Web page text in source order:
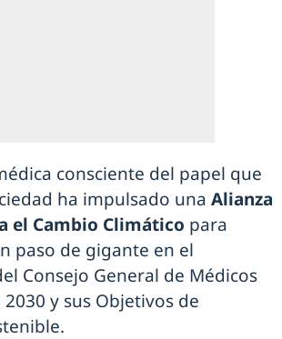
consciente del papel que
ha impulsado una Alianza
el Cambio Climático para
paso de gigante en el
Consejo General de Médicos
y sus Objetivos de